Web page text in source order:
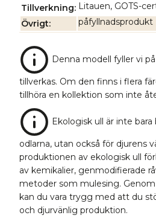
Tillverkning
Litauen, GOTS-
Övrigt
påfyllnadsprodukt
Denna modell fyller vi
tillverkas. Om den finns i flera
tillhöra en kollektion som inte
Ekologisk ull är inte
odlarna, utan också för djurens
produktionen av ekologisk ull
av kemikalier, genmodifierade
metoder som mulesing. Genom
kan du vara trygg med att du
och djurvänlig produktion.